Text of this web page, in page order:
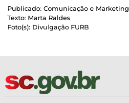
Publicado: Comunicação e Marketing
Texto: Marta Raldes
Foto(s): Divulgação FURB